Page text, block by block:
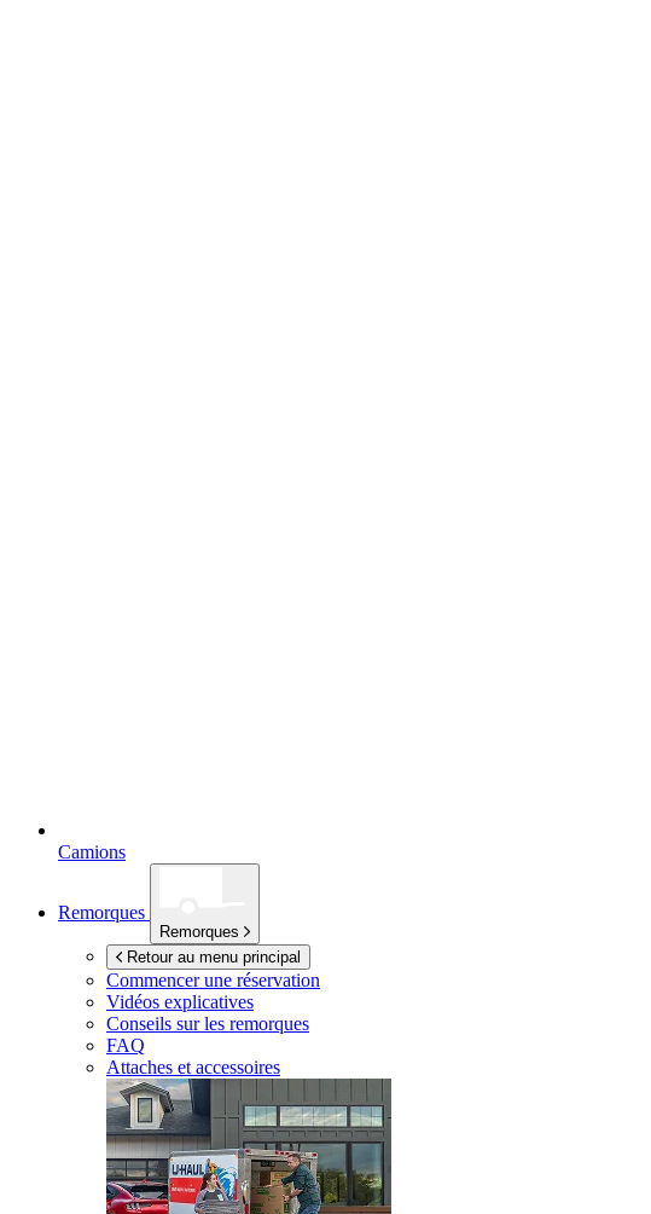
Camions
Remorques
Remorques
Retour au menu principal
Commencer une réservation
Vidéos explicatives
Conseils sur les remorques
FAQ
Attaches et accessoires